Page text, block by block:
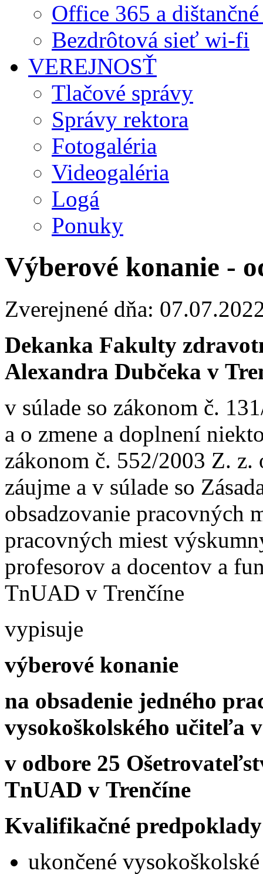
Office 365 a
Bezdrôtová sieť wi-fi
VEREJNOSŤ
Tlačové správy
Správy rektora
Fotogaléria
Videogaléria
Logá
Ponuky
Výberové konanie -
Zverejnené dňa:
Dekanka Fakulty
Alexandra Dubčeka v
v súlade so zákonom č.
a o zmene a doplnení
zákonom č. 552/2003 Z.
záujme a v súlade so
obsadzovanie pracovných
pracovných miest
profesorov a docentov a
TnUAD v Trenčíne
vypisuje
výberové konanie
na obsadenie jedného
vysokoškolského učiteľa
v odbore 25
TnUAD v Trenčíne
Kvalifikačné
ukončené